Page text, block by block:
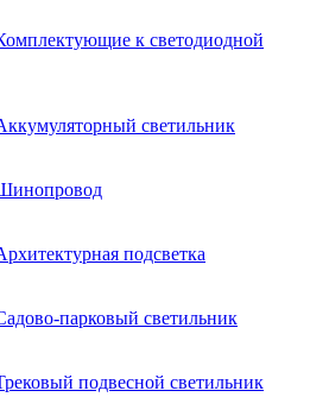
к светодиодной
светильник
подсветка
парковый светильник
подвесной светильник